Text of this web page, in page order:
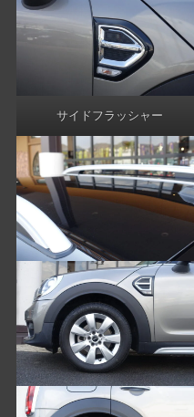
サイドフラッシャー